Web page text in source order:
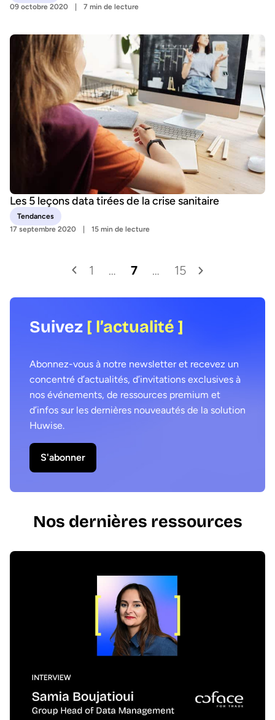
09 octobre 2020
7 min de lecture
Les 5 leçons data tirées de la crise sanitaire
Tendances
17 septembre 2020
15 min de lecture
1 … 7 … 15
Suivez [ l’actualité ]
Abonnez-vous à notre newsletter et recevez un
concentré d’actualités, d’invitations exclusives à
nos événements, de ressources premium et
d’infos sur les dernières nouveautés de la solution
Huwise.
S'abonner
Nos dernières ressources